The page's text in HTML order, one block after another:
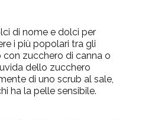
di nome e dolci per
i più popolari tra gli
zucchero di canna o
dello zucchero
di uno scrub al sale,
ha la pelle sensibile.